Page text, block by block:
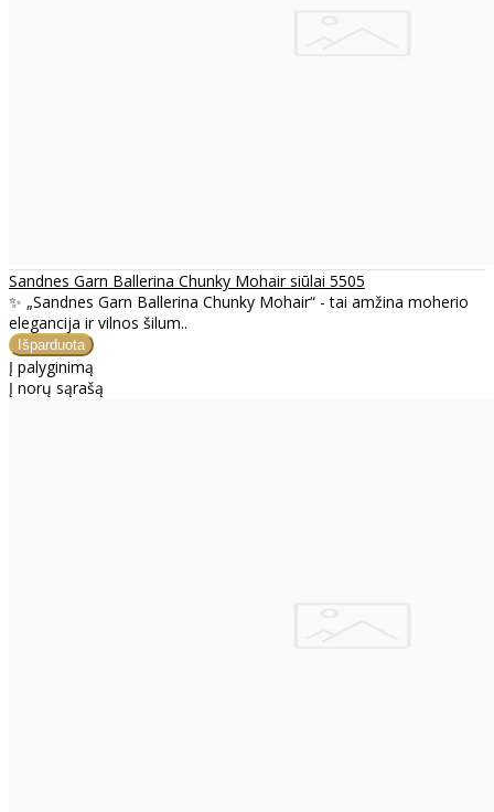
Sandnes Garn Ballerina Chunky Mohair siūlai 5505
✨ „Sandnes Garn Ballerina Chunky Mohair“ - tai amžina moherio
elegancija ir vilnos šilum..
Į palyginimą
Į norų sąrašą